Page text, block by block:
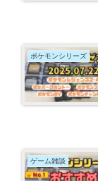
ポケモンシリーズ
ゲーム雑談